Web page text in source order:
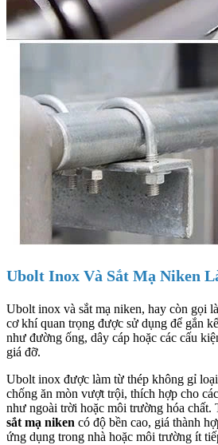
Ubolt Inox Và Sắt Mạ Niken
Ubolt inox và sắt mạ niken, hay còn gọi là
cơ khí quan trọng được sử dụng để gắn
như đường ống, dây cáp hoặc các cấu
giá đỡ.
Ubolt inox được làm từ thép không gỉ
chống ăn mòn vượt trội, thích hợp cho
như ngoài trời hoặc môi trường hóa
sắt mạ niken có độ bền cao, giá thành
ứng dụng trong nhà hoặc môi trường ít